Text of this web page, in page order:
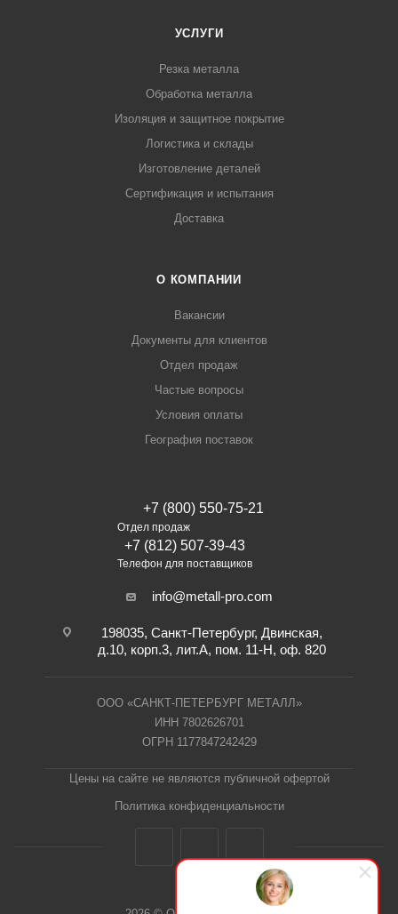
УСЛУГИ
Резка металла
Обработка металла
Изоляция и защитное покрытие
Логистика и склады
Изготовление деталей
Сертификация и испытания
Доставка
О КОМПАНИИ
Вакансии
Документы для клиентов
Отдел продаж
Частые вопросы
Условия оплаты
География поставок
+7 (800) 550-75-21
Отдел продаж
+7 (812) 507-39-43
Телефон для поставщиков
info@metall-pro.com
198035, Санкт-Петербург, Двинская,
д.10, корп.3, лит.А, пом. 11-Н, оф. 820
ООО «САНКТ-ПЕТЕРБУРГ МЕТАЛЛ»
ИНН 7802626701
ОГРН 1177847242429
Цены на сайте не являются публичной офертой
Политика конфиденциальности